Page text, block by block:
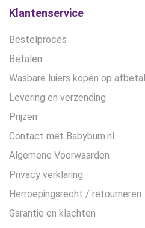
productpagina
Klantenservice
Bestelproces
Betalen
Wasbare luiers kopen op
Levering en verzending
Prijzen
Contact met Babybum.nl
Algemene Voorwaarden
Privacy verklaring
Herroepingsrecht / retourneren
Garantie en klachten